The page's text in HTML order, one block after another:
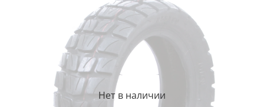
Нет в наличии